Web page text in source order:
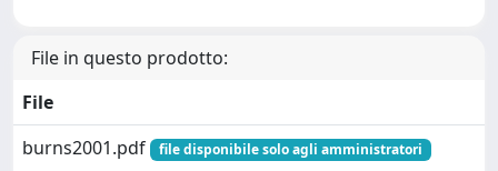
File in questo prodotto:
File
burns2001.pdf
file disponibile solo agli amministratori